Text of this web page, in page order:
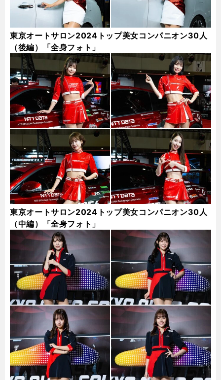
東京オートサロン2024トップ美女コンパニオン30人
（後編）「全身フォト」
東京オートサロン2024トップ美女コンパニオン30人
（中編）「全身フォト」